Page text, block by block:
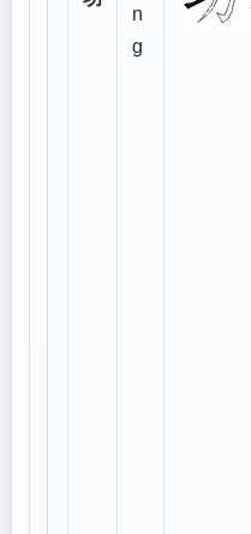
n
g